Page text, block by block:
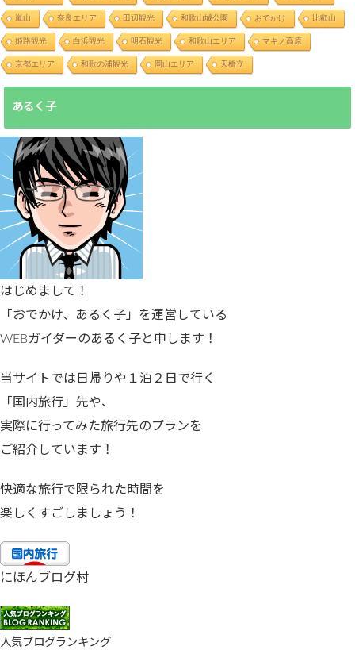
嵐山 奈良エリア 田辺観光 和歌山城公園 おでかけ 比叡山
姫路観光 白浜観光 明石観光 和歌山エリア マキノ高原
京都エリア 和歌の浦観光 岡山エリア 天橋立
あるく子
はじめまして！
「おでかけ、あるく子」を運営している
WEBガイダーのあるく子と申します！
当サイトでは日帰りや１泊２日で行く
「国内旅行」先や、
実際に行ってみた旅行先のプランを
ご紹介しています！
快適な旅行で限られた時間を
楽しくすごしましょう！
にほんブログ村
人気ブログランキング